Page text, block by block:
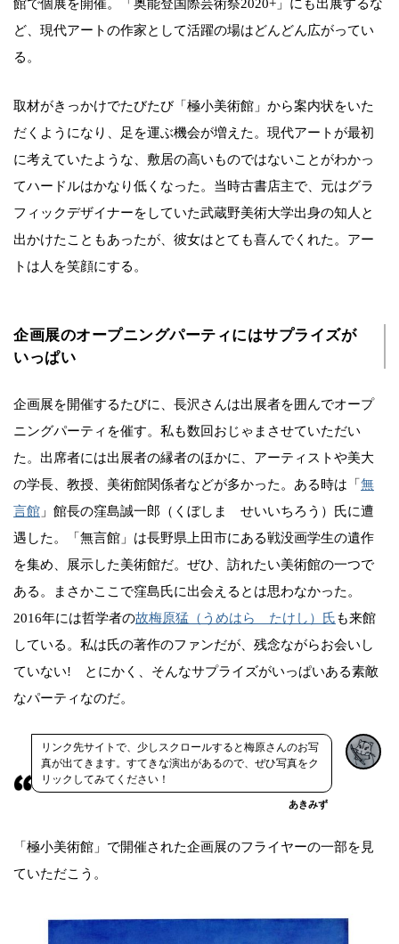
館で個展を開催。「奥能登国際芸術祭2020+」にも出展するな
ど、現代アートの作家として活躍の場はどんどん広がってい
る。
取材がきっかけでたびたび「極小美術館」から案内状をいた
だくようになり、足を運ぶ機会が増えた。現代アートが最初
に考えていたような、敷居の高いものではないことがわかっ
てハードルはかなり低くなった。当時古書店主で、元はグラ
フィックデザイナーをしていた武蔵野美術大学出身の知人と
出かけたこともあったが、彼女はとても喜んでくれた。アー
トは人を笑顔にする。
企画展のオープニングパーティにはサプライズが
いっぱい
企画展を開催するたびに、長沢さんは出展者を囲んでオープ
ニングパーティを催す。私も数回おじゃまさせていただい
た。出席者には出展者の縁者のほかに、アーティストや美大
の学長、教授、美術館関係者などが多かった。ある時は「 無
言館 」館長の窪島誠一郎（くぼしま せいいちろう）氏に遭
遇した。「無言館」は長野県上田市にある戦没画学生の遺作
を集め、展示した美術館だ。ぜひ、訪れたい美術館の一つで
ある。まさかここで窪島氏に出会えるとは思わなかった。
2016年には哲学者の故梅原猛（うめはら たけし）氏も来館
している。私は氏の著作のファンだが、残念ながらお会いし
ていない! とにかく、そんなサプライズがいっぱいある素敵
なパーティなのだ。
リンク先サイトで、少しスクロールすると梅原さんのお写
真が出てきます。すてきな演出があるので、ぜひ写真をク
リックしてみてください！
あきみず
「極小美術館」で開催された企画展のフライヤーの一部を見
ていただこう。